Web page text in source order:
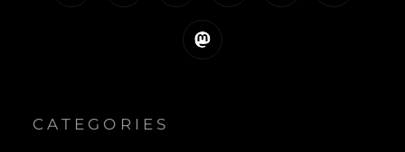
Mastodon
CATEGORIES